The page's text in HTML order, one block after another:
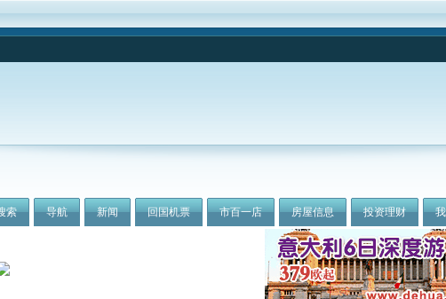
索 导航 新闻 回国机票 市百一店 房屋信息 投资理财